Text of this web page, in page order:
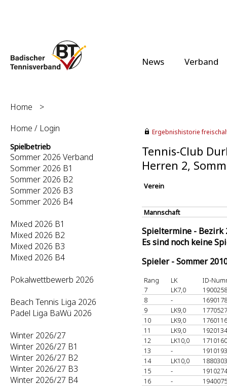
News Verband
Home
>
Home / Login
Spielbetrieb
Sommer 2026 Verband
Sommer 2026 B1
Sommer 2026 B2
Sommer 2026 B3
Sommer 2026 B4
Mixed 2026 B1
Mixed 2026 B2
Mixed 2026 B3
Mixed 2026 B4
Pokalwettbewerb 2026
Beach Tennis Liga 2026
Padel Liga BaWü 2026
Winter 2026/27
Winter 2026/27 B1
Winter 2026/27 B2
Winter 2026/27 B3
Winter 2026/27 B4
Ergebnishistorie
Tennis-Club
Herren 2,
Verein
Mannschaft
Spieltermine - Bezirk
Es sind noch keine
Spieler - Sommer
Rang LK
ID-
7
LK7,0
8
-
9
LK9,0
10
LK9,0
11
LK9,0
12
LK10,0
13
-
14
LK10,0
15
-
16
-